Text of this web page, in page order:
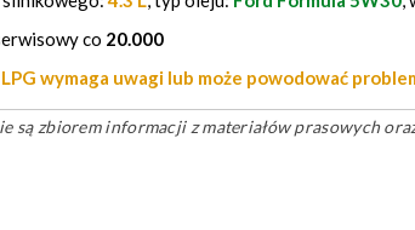
co 20.000
wymaga uwagi lub może powodować
są zbiorem informacji z materiałów prasowych